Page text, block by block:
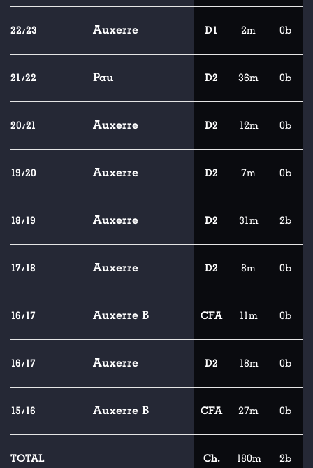
22/23 Auxerre D1 2m 0b
21/22 Pau D2 36m 0b
20/21 Auxerre D2 12m 0b
19/20 Auxerre D2 7m 0b
18/19 Auxerre D2 31m 2b
17/18 Auxerre D2 8m 0b
16/17 Auxerre B CFA 11m 0b
16/17 Auxerre D2 18m 0b
15/16 Auxerre B CFA 27m 0b
TOTAL Ch. 180m 2b